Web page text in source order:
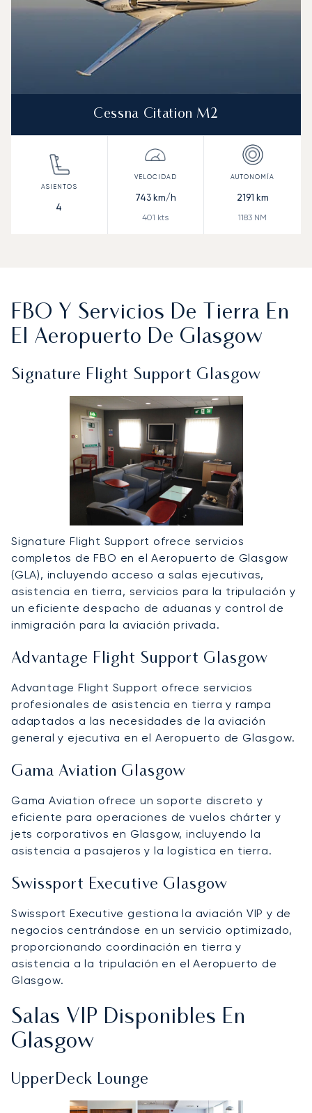
Cessna Citation M2
4
743km/h
401 kts
2191 km
1183 NM
FBO Y Servicios De Tierra En
El Aeropuerto De Glasgow
Signature Flight Support Glasgow
Signature Flight Support ofrece servicios
completos de FBO en el Aeropuerto de Glasgow
(GLA), incluyendo acceso a salas ejecutivas,
asistencia en tierra, servicios para la tripulación y
un eficiente despacho de aduanas y control de
inmigración para la aviación privada.
Advantage Flight Support Glasgow
Advantage Flight Support ofrece servicios
profesionales de asistencia en tierra y rampa
adaptados a las necesidades de la aviación
general y ejecutiva en el Aeropuerto de Glasgow.
Gama Aviation Glasgow
Gama Aviation ofrece un soporte discreto y
eficiente para operaciones de vuelos chárter y
jets corporativos en Glasgow, incluyendo la
asistencia a pasajeros y la logística en tierra.
Swissport Executive Glasgow
Swissport Executive gestiona la aviación VIP y de
negocios centrándose en un servicio optimizado,
proporcionando coordinación en tierra y
asistencia a la tripulación en el Aeropuerto de
Glasgow.
Salas VIP Disponibles En
Glasgow
UpperDeck Lounge